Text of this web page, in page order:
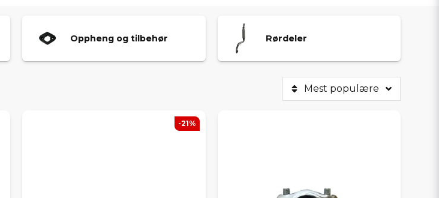
Oppheng og tilbehør Rørdeler
Mest populære
-21%